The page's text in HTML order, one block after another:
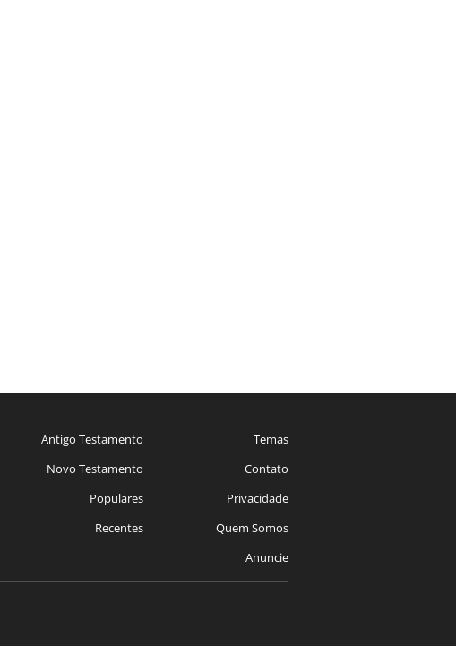
Antigo Testamento
Novo Testamento
Populares
Recentes
Temas
Contato
Privacidade
Quem Somos
Anuncie